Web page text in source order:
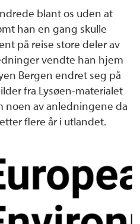
blant os uden at
han en gang skulle
på reise store deler av
vendte han hjem
Bergen endret seg på
fra Lysøen-materialet
noen av anledningene da
flere år i utlandet.